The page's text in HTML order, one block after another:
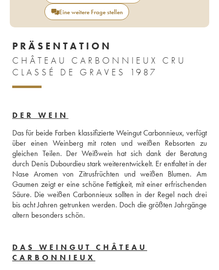
Eine weitere Frage stellen
PRÄSENTATION
CHÂTEAU CARBONNIEUX CRU
CLASSÉ DE GRAVES 1987
DER WEIN
Das für beide Farben klassifizierte Weingut Carbonnieux, verfügt
über einen Weinberg mit roten und weißen Rebsorten zu
gleichen Teilen. Der Weißwein hat sich dank der Beratung
durch Denis Dubourdieu stark weiterentwickelt. Er entfaltet in der
Nase Aromen von Zitrusfrüchten und weißen Blumen. Am
Gaumen zeigt er eine schöne Fettigkeit, mit einer erfrischenden
Säure. Die weißen Carbonnieux sollten in der Regel nach drei
bis acht Jahren getrunken werden. Doch die größten Jahrgänge
altern besonders schön.
DAS WEINGUT CHÂTEAU
CARBONNIEUX